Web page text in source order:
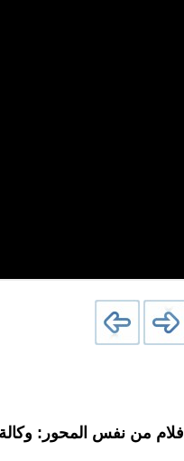
افلام من نفس المحور: وكالة